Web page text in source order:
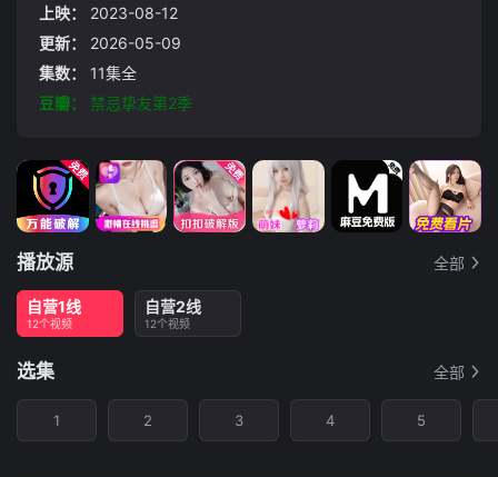
上映：
2023-08-12
更新：
2026-05-09
集数：
11集全
豆瓣：
禁忌挚友第2季
播放源 全部
自营1线
12个视频
自营2线
12个视频
选集 全部
1 2 3 4 5